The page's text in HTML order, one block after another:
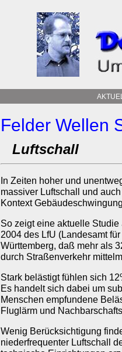
Felder Wellen
Luftschall
In Zeiten hoher und
massiver Luftschall und
Kontext
So zeigt eine aktuelle
2004 des LfU (Landesamt
Württemberg, daß mehr als
durch Straßenverkehr
Stark belästigt fühlen sich
Es handelt sich dabei um
Menschen empfundene
Fluglärm und
Wenig Berücksichtigung
niederfrequenter Luftschall